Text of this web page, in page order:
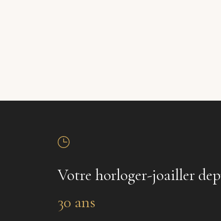
Votre horloger-joailler
30 ans